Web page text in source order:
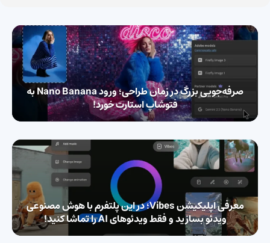
صرفه‌جویی بزرگ در زمان طراحی؛ ورود Nano Banana به
فتوشاپ استارت خورد!
معرفی اپلیکیشن Vibes؛ در این پلتفرم با هوش مصنوعی
ویدئو بسازید و فقط ویدئوهای AI را تماشا کنید!